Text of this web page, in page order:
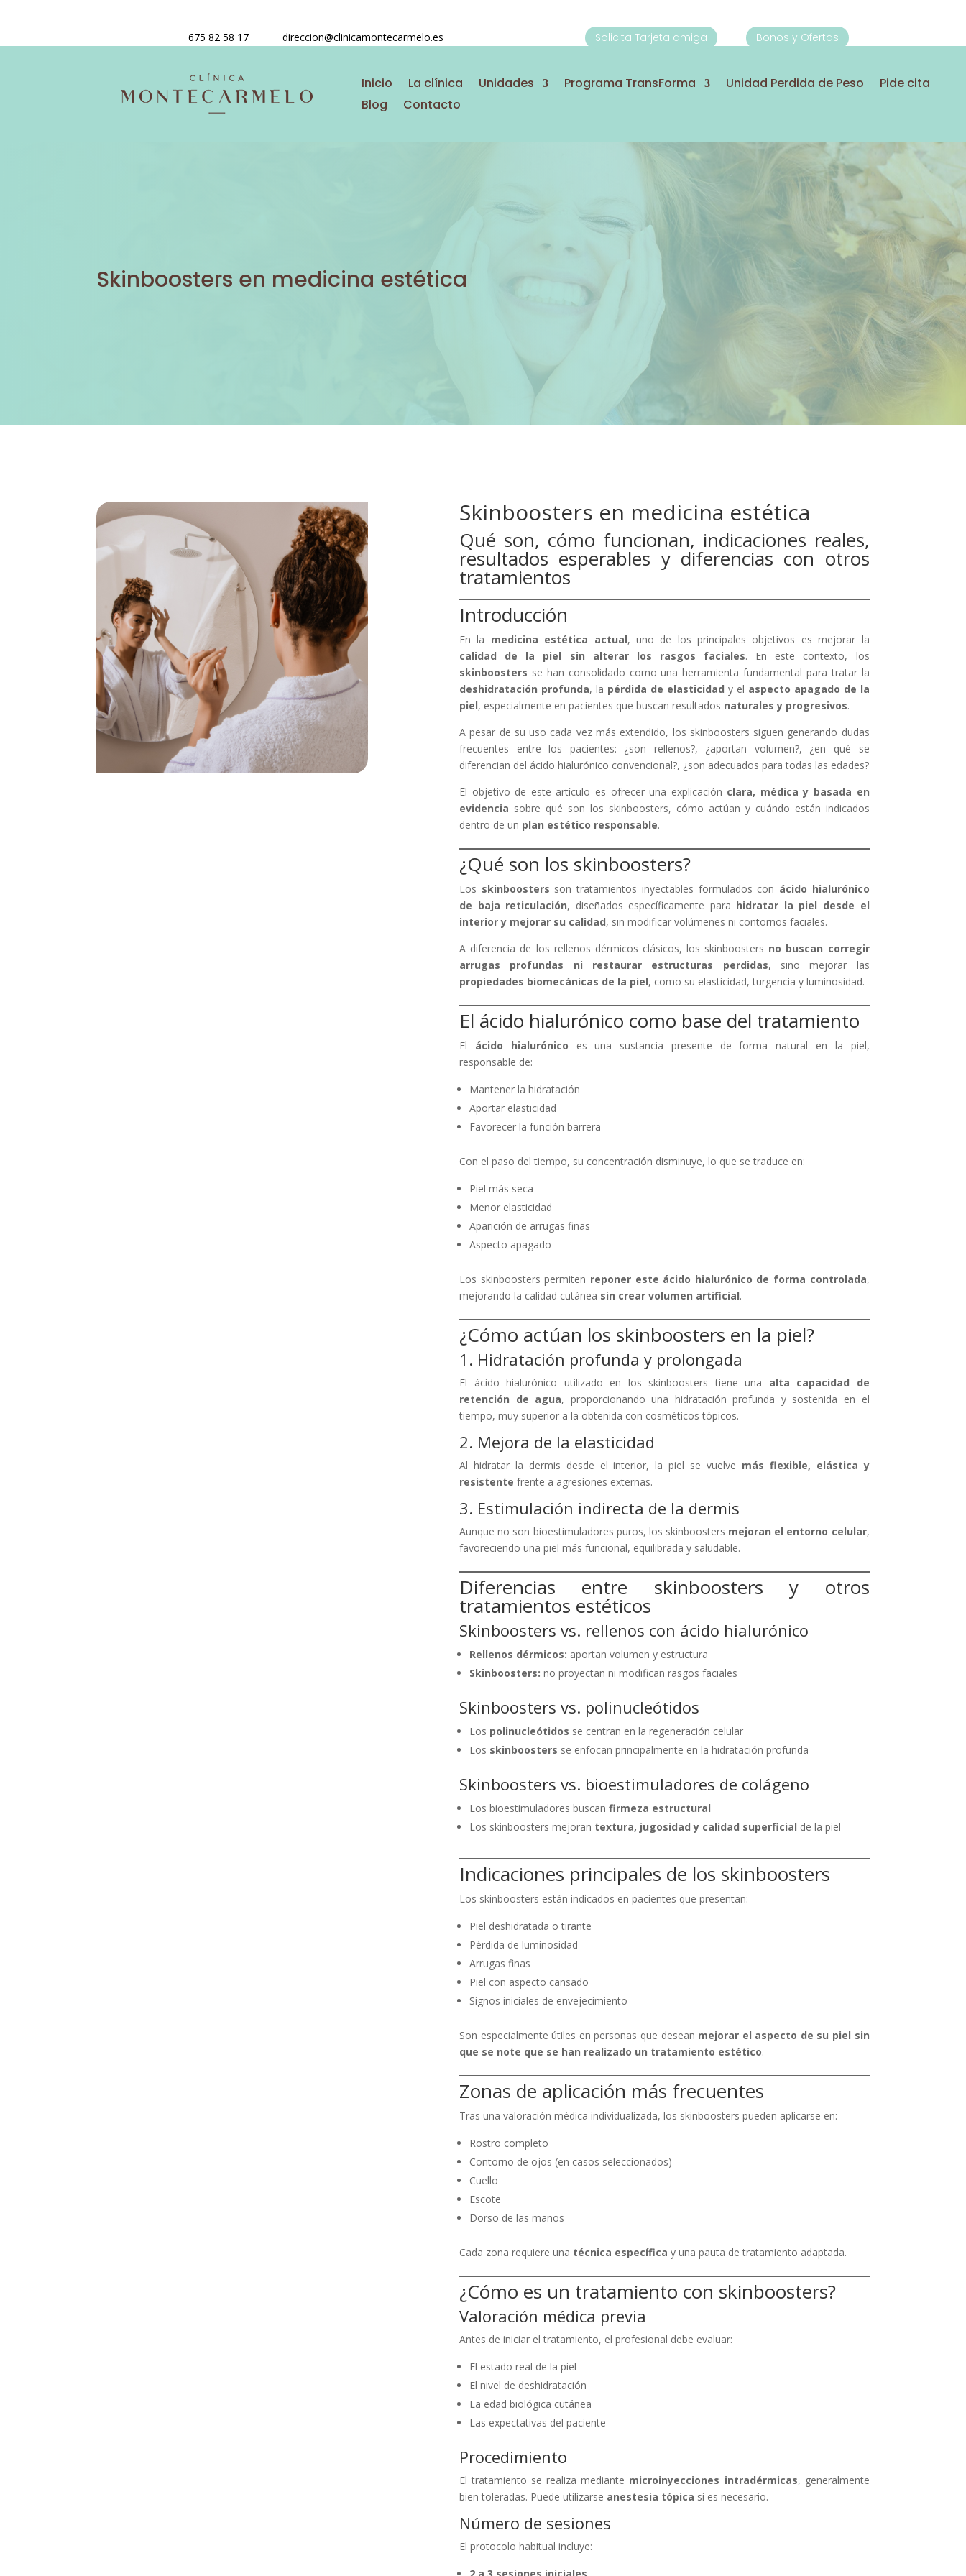
675 82 58 17 direccion@clinicamontecarmelo.es Solicita Tarjeta amiga Bonos y Ofertas
Inicio La clínica Unidades Programa TransForma Unidad Perdida de Peso
Pide cita
Blog
Contacto
Skinboosters en medicina estética
Skinboosters en medicina estética
Qué son, cómo funcionan, indicaciones reales,
resultados esperables y diferencias con otros
tratamientos
Introducción
En la medicina estética actual, uno de los principales objetivos es mejorar la
calidad de la piel sin alterar los rasgos faciales. En este contexto, los
skinboosters se han consolidado como una herramienta fundamental para tratar la
deshidratación profunda, la pérdida de elasticidad y el aspecto apagado de la
piel, especialmente en pacientes que buscan resultados naturales y progresivos.
A pesar de su uso cada vez más extendido, los skinboosters siguen generando dudas
frecuentes entre los pacientes: ¿son rellenos?, ¿aportan volumen?, ¿en qué se
diferencian del ácido hialurónico convencional?, ¿son adecuados para todas las edades?
El objetivo de este artículo es ofrecer una explicación clara, médica y basada en
evidencia sobre qué son los skinboosters, cómo actúan y cuándo están indicados
dentro de un plan estético responsable.
¿Qué son los skinboosters?
Los skinboosters son tratamientos inyectables formulados con ácido hialurónico
de baja reticulación, diseñados específicamente para hidratar la piel desde el
interior y mejorar su calidad, sin modificar volúmenes ni contornos faciales.
A diferencia de los rellenos dérmicos clásicos, los skinboosters no buscan corregir
arrugas profundas ni restaurar estructuras perdidas, sino mejorar las
propiedades biomecánicas de la piel, como su elasticidad, turgencia y luminosidad.
El ácido hialurónico como base del tratamiento
El ácido hialurónico es una sustancia presente de forma natural en la piel,
responsable de:
Mantener la hidratación
Aportar elasticidad
Favorecer la función barrera
Con el paso del tiempo, su concentración disminuye, lo que se traduce en:
Piel más seca
Menor elasticidad
Aparición de arrugas finas
Aspecto apagado
Los skinboosters permiten reponer este ácido hialurónico de forma controlada,
mejorando la calidad cutánea sin crear volumen artificial.
¿Cómo actúan los skinboosters en la piel?
1. Hidratación profunda y prolongada
El ácido hialurónico utilizado en los skinboosters tiene una alta capacidad de
retención de agua, proporcionando una hidratación profunda y sostenida en el
tiempo, muy superior a la obtenida con cosméticos tópicos.
2. Mejora de la elasticidad
Al hidratar la dermis desde el interior, la piel se vuelve más flexible, elástica y
resistente frente a agresiones externas.
3. Estimulación indirecta de la dermis
Aunque no son bioestimuladores puros, los skinboosters mejoran el entorno celular,
favoreciendo una piel más funcional, equilibrada y saludable.
Diferencias entre skinboosters y otros
tratamientos estéticos
Skinboosters vs. rellenos con ácido hialurónico
Rellenos dérmicos: aportan volumen y estructura
Skinboosters: no proyectan ni modifican rasgos faciales
Skinboosters vs. polinucleótidos
Los polinucleótidos se centran en la regeneración celular
Los skinboosters se enfocan principalmente en la hidratación profunda
Skinboosters vs. bioestimuladores de colágeno
Los bioestimuladores buscanfirmeza estructural
Los skinboosters mejoran textura, jugosidad y calidad superficial de la piel
Indicaciones principales de los skinboosters
Los skinboosters están indicados en pacientes que presentan:
Piel deshidratada o tirante
Pérdida de luminosidad
Arrugas finas
Piel con aspecto cansado
Signos iniciales de envejecimiento
Son especialmente útiles en personas que desean mejorar el aspecto de su piel sin
que se note que se han realizado un tratamiento estético.
Zonas de aplicación más frecuentes
Tras una valoración médica individualizada, los skinboosters pueden aplicarse en:
Rostro completo
Contorno de ojos (en casos seleccionados)
Cuello
Escote
Dorso de las manos
Cada zona requiere una técnica específica y una pauta de tratamiento adaptada.
¿Cómo es un tratamiento con skinboosters?
Valoración médica previa
Antes de iniciar el tratamiento, el profesional debe evaluar:
El estado real de la piel
El nivel de deshidratación
La edad biológica cutánea
Las expectativas del paciente
Procedimiento
El tratamiento se realiza mediante microinyecciones intradérmicas, generalmente
bien toleradas. Puede utilizarse anestesia tópica si es necesario.
Número de sesiones
El protocolo habitual incluye: